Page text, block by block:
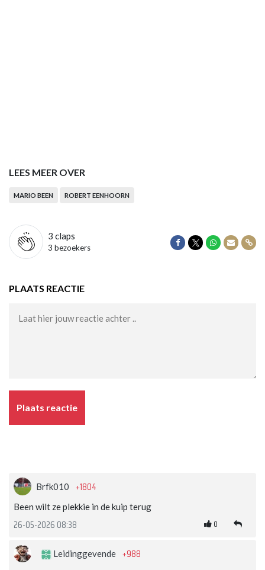
LEES MEER OVER
MARIO BEEN ROBERT EENHOORN
3 claps
3 bezoekers
Delen op Facebook
Delen op Twitter
Delen op
Delen
PLAATS REACTIE
Plaats reactie
Brfk010 +1804
Been wilt ze plekkie in de kuip terug
26-05-2026 08:38 0
Leidinggevende +988